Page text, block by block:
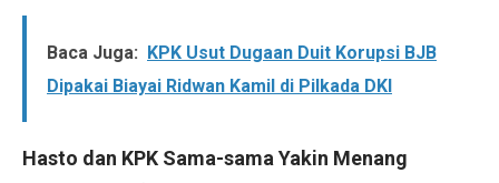
Baca Juga: KPK Usut Dugaan Duit Korupsi BJB
Dipakai Biayai Ridwan Kamil di Pilkada DKI
Hasto dan KPK Sama-sama Yakin Menang